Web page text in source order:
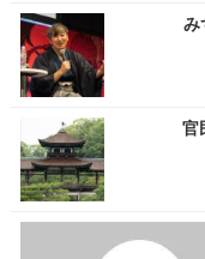
み
官